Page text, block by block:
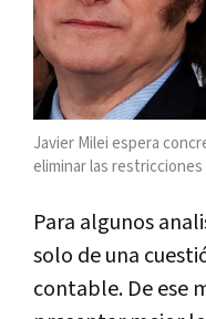
Javier Milei espera
eliminar las restricciones
Para algunos
solo de una
contable. De ese